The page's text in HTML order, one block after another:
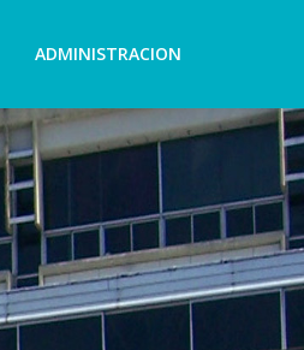
ADMINISTRACION